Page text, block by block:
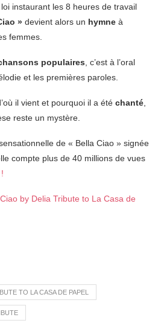
instaurant les 8 heures de travail
» devient alors un hymne à
femmes.
populaires , c’est à l’oral
et les premières paroles.
il vient et pourquoi il a été chanté
reste un mystère.
de « Bella Ciao » signée
compte plus de 40 millions de vues
by Delia Tribute to La Casa de
TO LA CASA DE PAPEL